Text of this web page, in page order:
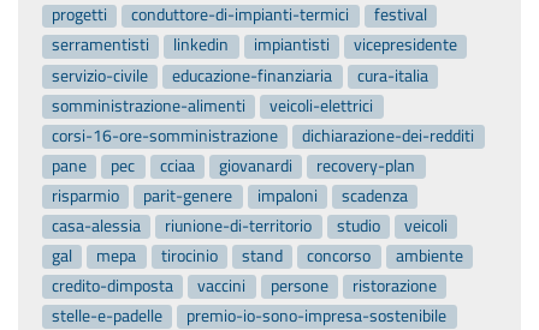
progetti
conduttore-di-impianti-termici
festival
serramentisti
linkedin impiantisti
vicepresidente
servizio-civile
educazione-finanziaria
cura-italia
somministrazione-alimenti
veicoli-elettrici
corsi-16-ore-somministrazione
dichiarazione-dei-redditi
pane
pec cciaa giovanardi
recovery-plan
risparmio
parit-genere impaloni
scadenza
casa-alessia
riunione-di-territorio studio
veicoli
gal
mepa tirocinio stand concorso
ambiente
credito-dimposta
vaccini persone
ristorazione
stelle-e-padelle
premio-io-sono-impresa-sostenibile